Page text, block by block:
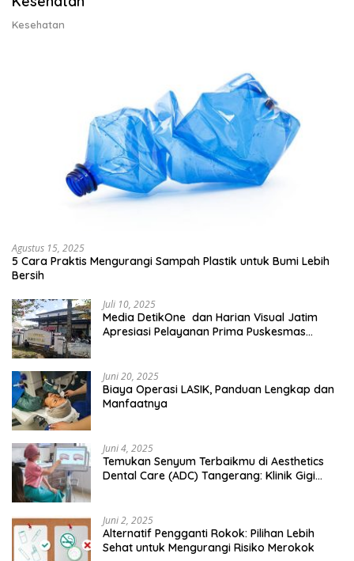
Kesehatan
Agustus 15, 2025
5 Cara Praktis Mengurangi Sampah Plastik untuk Bumi Lebih
Bersih
Juli 10, 2025
Media DetikOne dan Harian Visual Jatim
Apresiasi Pelayanan Prima Puskesmas
Juni 20, 2025
Biaya Operasi LASIK, Panduan Lengkap dan
Manfaatnya
Juni 4, 2025
Temukan Senyum Terbaikmu di Aesthetics
Dental Care (ADC) Tangerang: Klinik Gigi
Juni 2, 2025
Alternatif Pengganti Rokok: Pilihan Lebih
Sehat untuk Mengurangi Risiko Merokok